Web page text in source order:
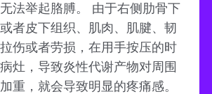
法举起胳膊。 由于右侧肋骨下
者皮下组织、肌肉、肌腱、韧
伤或者劳损，在用手按压的时
灶，导致炎性代谢产物对周围
重，就会导致明显的疼痛感。